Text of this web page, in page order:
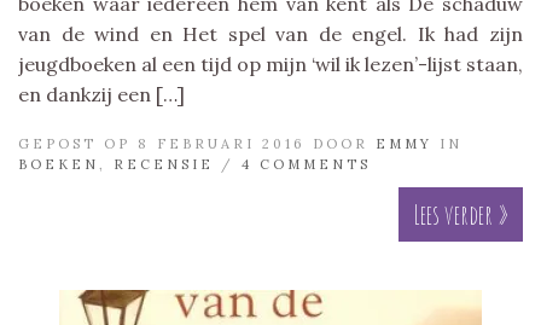
van de wind en Het spel van de engel. Ik had zijn
jeugdboeken al een tijd op mijn ‘wil ik lezen’-lijst staan,
en dankzij een […]
GEPOST OP 8 FEBRUARI 2016 DOOR EMMY
IN
BOEKEN
RECENSIE / 4 COMMENTS
Lees verder »